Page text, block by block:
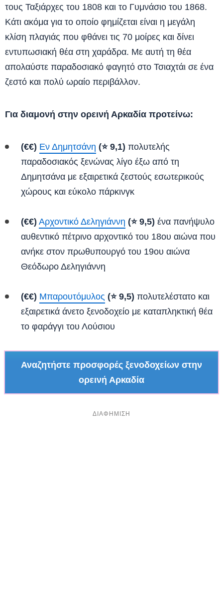
τους Ταξιάρχες του 1808 και το Γυμνάσιο του 1868.
Κάτι ακόμα για το οποίο φημίζεται είναι η μεγάλη
κλίση πλαγιάς που φθάνει τις 70 μοίρες και δίνει
εντυπωσιακή θέα στη χαράδρα. Με αυτή τη θέα
απολαύστε παραδοσιακό φαγητό στο Τσιαχτάι σε ένα
ζεστό και πολύ ωραίο περιβάλλον.
Για διαμονή στην ορεινή Αρκαδία προτείνω:
(€€) Εν Δημητσάνη (⭐ 9,1) πολυτελής
παραδοσιακός ξενώνας λίγο έξω από τη
Δημητσάνα με εξαιρετικά ζεστούς εσωτερικούς
χώρους και εύκολο πάρκινγκ
(€€) Αρχοντικό Δεληγιάννη (⭐ 9,5) ένα πανήψυλο
αυθεντικό πέτρινο αρχοντικό του 18ου αιώνα που
ανήκε στον πρωθυπουργό του 19ου αιώνα
Θεόδωρο Δεληγιάννη
(€€) Μπαρουτόμυλος (⭐ 9,5) πολυτελέστατο και
εξαιρετικά άνετο ξενοδοχείο με καταπληκτική θέα
το φαράγγι του Λούσιου
Αναζητήστε προσφορές ξενοδοχείων στην
ορεινή Αρκαδία